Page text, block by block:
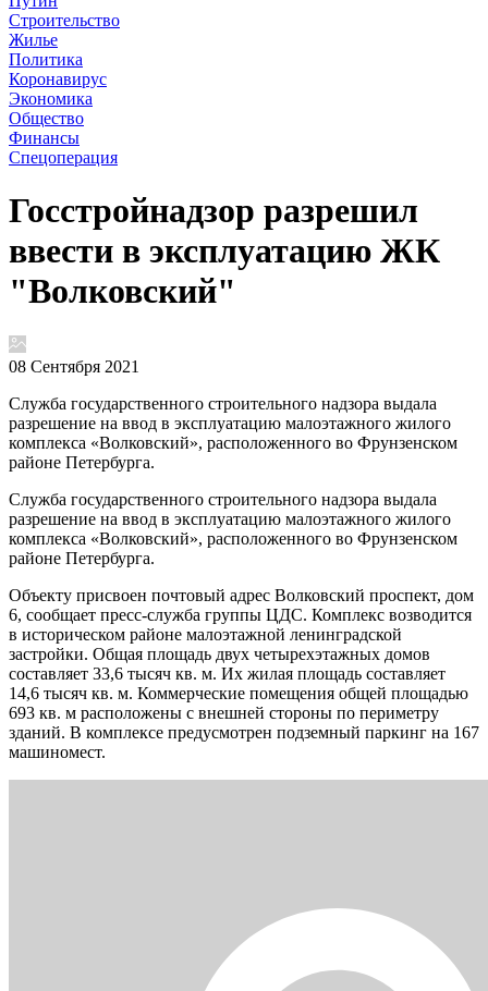
Строительство
Жилье
Политика
Коронавирус
Экономика
Общество
Финансы
Спецоперация
Госстройнадзор разрешил
ввести в эксплуатацию ЖК
"Волковский"
08 Сентября 2021
Служба государственного строительного надзора выдала
разрешение на ввод в эксплуатацию малоэтажного жилого
комплекса «Волковский», расположенного во Фрунзенском
районе Петербурга.
Служба государственного строительного надзора выдала
разрешение на ввод в эксплуатацию малоэтажного жилого
комплекса «Волковский», расположенного во Фрунзенском
районе Петербурга.
Объекту присвоен почтовый адрес Волковский проспект, дом
6, сообщает пресс-служба группы ЦДС. Комплекс возводится
в историческом районе малоэтажной ленинградской
застройки. Общая площадь двух четырехэтажных домов
составляет 33,6 тысяч кв. м. Их жилая площадь составляет
14,6 тысяч кв. м. Коммерческие помещения общей площадью
693 кв. м расположены с внешней стороны по периметру
зданий. В комплексе предусмотрен подземный паркинг на 167
машиномест.